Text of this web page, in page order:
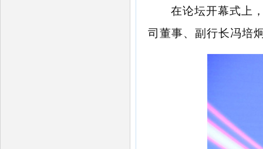
在论坛开幕式 上
司董事、副行长冯培